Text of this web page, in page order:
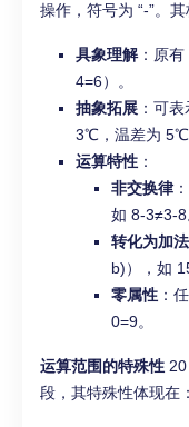
操作，符号为 “-”。其
具象理解：原有
4=6）。
抽象拓展 ：可
3℃，温差为 5℃
运算特性 ：
非交换律
如 8-3≠3-8
转化为加法
b)），如
零属性 ：
0=9。
运算范围的特殊性
段，其特殊性体现在：